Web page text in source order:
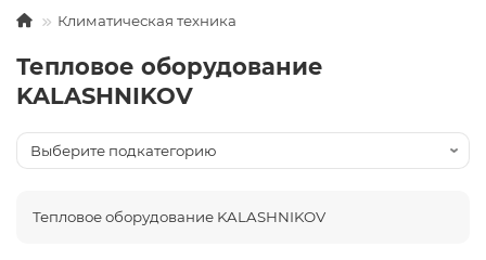
Климатическая техника
Тепловое оборудование
KALASHNIKOV
Тепловое оборудование KALASHNIKOV